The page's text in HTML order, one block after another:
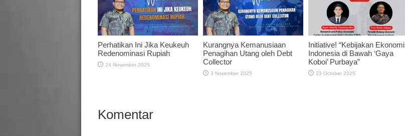
Perhatikan Ini Jika Keukeuh
Redenominasi Rupiah
24 November 2025
Kurangnya Kemanusiaan
Penagihan Utang oleh Debt
Collector
3 November 2025
Initiative! “Kebijakan Ekonomi
Indonesia di Bawah ‘Gaya
Koboi’ Purbaya”
23 October 2025
Komentar